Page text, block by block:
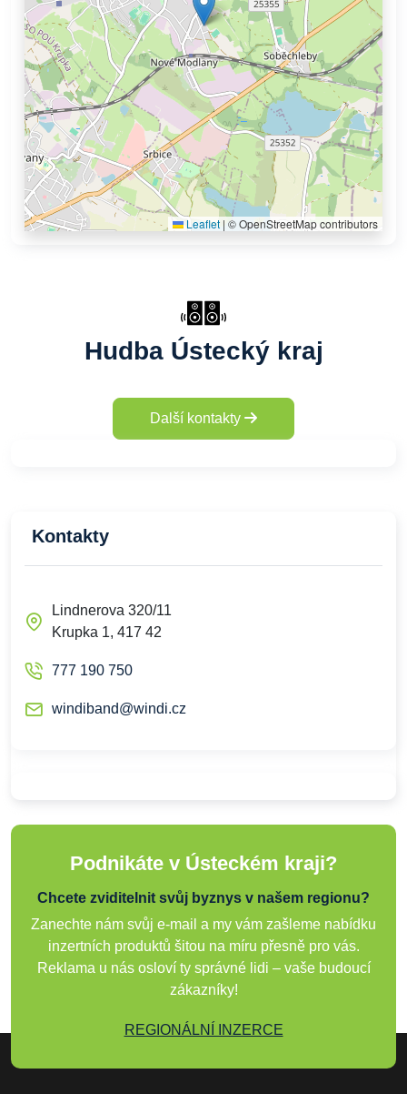
Leaflet | © OpenStreetMap contributors
Hudba Ústecký kraj
Další kontakty
Kontakty
Lindnerova 320/11
Krupka 1, 417 42
777 190 750
windiband@windi.cz
Podnikáte v Ústeckém kraji?
Chcete zviditelnit svůj byznys v našem regionu?
Zanechte nám svůj e-mail a my vám zašleme nabídku
inzertních produktů šitou na míru přesně pro vás.
Reklama u nás osloví ty správné lidi – vaše budoucí
zákazníky!
REGIONÁLNÍ INZERCE